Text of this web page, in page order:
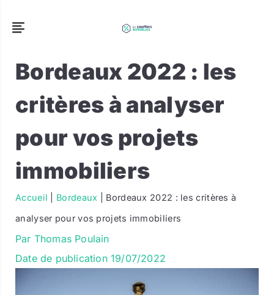
Bordeaux 2022 : les
critères à analyser
pour vos projets
immobiliers
Accueil Bordeaux
Bordeaux 2022 : les critères à
analyser pour vos projets immobiliers
Par Thomas Poulain
Date de publication 19/07/2022